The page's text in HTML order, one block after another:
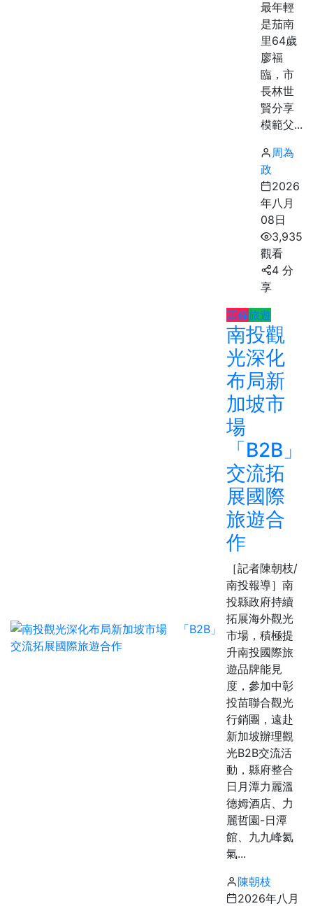
最年輕
是茄南
里64歲
廖福
臨，市
長林世
賢分享
模範父...
周為
政
2026
年八月
08日
3,935
觀看
4 分
享
頭條旅遊
南投觀
光深化
布局新
加坡市
場
「B2B」
交流拓
展國際
旅遊合
作
［記者陳朝枝/
南投報導］南
投縣政府持續
拓展海外觀光
市場，積極提
升南投國際旅
遊品牌能見
度，參加中彰
投苗聯合觀光
行銷團，遠赴
新加坡辦理觀
光B2B交流活
動，縣府整合
日月潭力麗溫
德姆酒店、力
麗哲園-日潭
館、九九峰氦
氣...
陳朝枝
2026年八月